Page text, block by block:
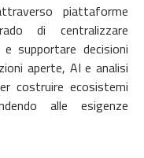
piattaforme
di centralizzare
supportare decisioni
aperte, AI e analisi
costruire ecosistemi
alle esigenze